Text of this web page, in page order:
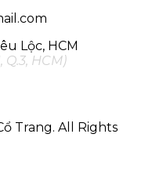
Lộc, HCM
Q.3, HCM)
Trang. All Rights